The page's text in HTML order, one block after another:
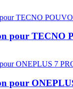
pour TECNO
pour